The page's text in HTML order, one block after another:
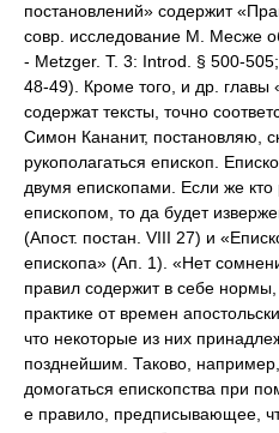
постановлений» содержит
совр. исследование М. Месже
- Metzger. T. 3: Introd. § 500-
48-49). Кроме того, и др. главы
содержат тексты, точно
Симон Кананит, постановляю,
рукополагаться епископ.
двумя епископами. Если же
епископом, то да будет
(Апост. постан. VIII 27) и
епископа» (Ап. 1). «Нет
правил содержит в себе
практике от времен
что некоторые из них
позднейшим. Таково,
домогаться епископства при
е правило, предписывающее,